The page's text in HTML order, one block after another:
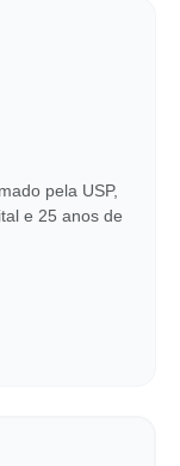
pela USP,
e 25 anos de